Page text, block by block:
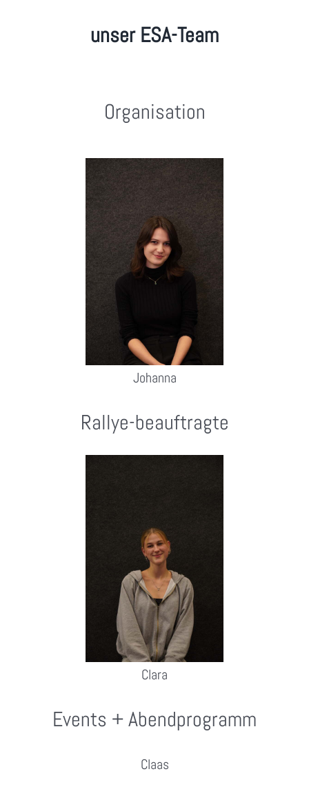
unser ESA-Team
Organisation
Johanna
Rallye-beauftragte
Clara
Events + Abendprogramm
Claas